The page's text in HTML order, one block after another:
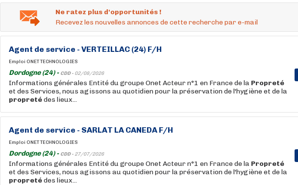
Ne ratez plus d'opportunités !
Recevez les nouvelles annonces de cette recherche par e-mail
Agent de service - VERTEILLAC (24) F/H
Emploi ONET TECHNOLOGIES
Dordogne (24) - CDD - 02/08/2026
Informations générales Entité du groupe Onet Acteur n°1 en France de la Propreté
et des Services, nous agissons au quotidien pour la préservation de l'hygiène et de la
propretédes lieux...
Agent de service - SARLAT LA CANEDA F/H
Emploi ONET TECHNOLOGIES
Dordogne (24) - CDD - 27/07/2026
Informations générales Entité du groupe Onet Acteur n°1 en France de la Propreté
et des Services, nous agissons au quotidien pour la préservation de l'hygiène et de la
propretédes lieux...